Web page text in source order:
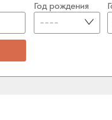
Год рождения
----